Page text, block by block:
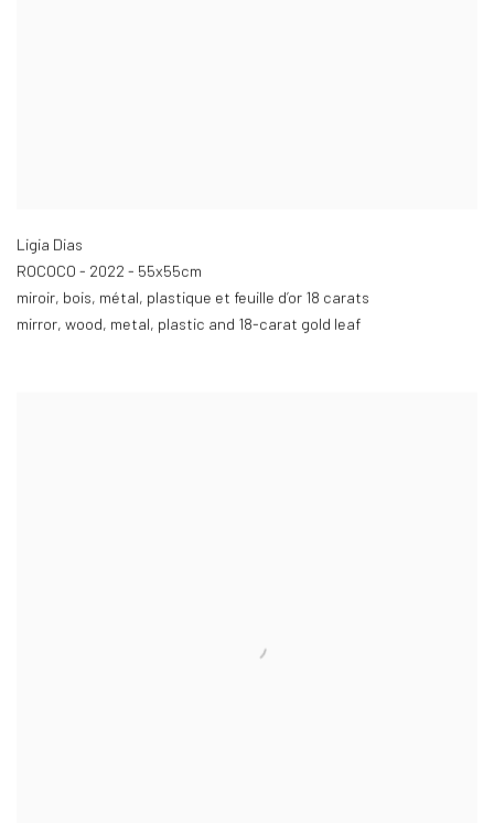
Ligia Dias
ROCOCO - 2022 - 55x55cm
miroir, bois, métal, plastique et feuille d’or 18 carats
mirror, wood, metal, plastic and 18-carat gold leaf